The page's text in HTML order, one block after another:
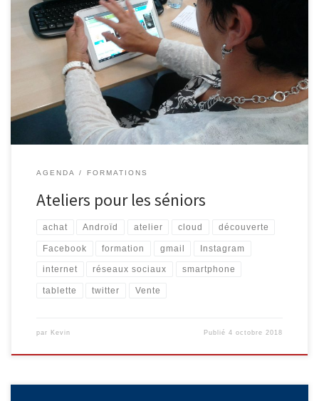
Plusieurs initiations destinées aux séniors auront lieu lors des
semaines à venir. Internet pour les séniors Découvrez Internet et
ses bases : recherche d’information, envoi de courrier
électronique … 4 séances organisées les vendredis 05/10, 12/10,
19/10 et 26/10, de 9h30 à 11h30. Facebook, Instagram, etc.
(Complet) Les réseaux sociaux […]
AGENDA FORMATIONS
Ateliers pour les séniors
achat Androïd atelier cloud découverte
Facebook formation gmail Instagram
internet réseaux sociaux smartphone
tablette twitter Vente
par Kevin Publié4 octobre 2018